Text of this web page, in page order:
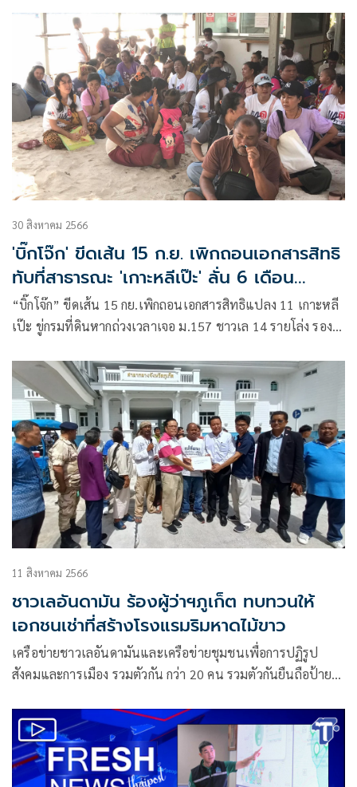
ที่ดินที่เกี่ยวข้องกับชุมชนชาวเล เกาะหลีเป๊ะ จ.สตูล
30 สิงหาคม 2566
'บิ๊กโจ๊ก' ขีดเส้น 15 ก.ย. เพิกถอนเอกสารสิทธิ
ทับที่สาธารณะ 'เกาะหลีเป๊ะ' ลั่น 6 เดือน
ก้าวหน้าไปเยอะ
“บิ๊กโจ๊ก” ขีดเส้น 15 กย.เพิกถอนเอกสารสิทธิแปลง 11 เกาะหลี
เป๊ะ ขู่กรมที่ดินหากถ่วงเวลาเจอ ม.157 ชาวเล 14 รายโล่ง รอง
ที่ดิน รองปลัด ยธ. ยกแผนที่ทางอากาศยืนยันหลักฐาน
11 สิงหาคม 2566
ชาวเลอันดามัน ร้องผู้ว่าฯภูเก็ต ทบทวนให้
เอกชนเช่าที่สร้างโรงแรมริมหาดไม้ขาว
เครือข่ายชาวเลอันดามันและเครือข่ายชุมชนเพื่อการปฏิรูป
สังคมและการเมือง รวมตัวกัน กว่า 20 คน รวมตัวกันยืนถือป้าย
ยาวนาน,รวมใจSAVE หาดไม้ขาวฯ และ ยื่นหนังสือแก่นาย
อานุภาพ